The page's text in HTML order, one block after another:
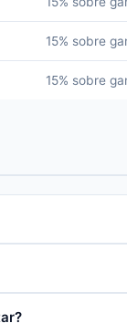
15% sobre
15% sobre